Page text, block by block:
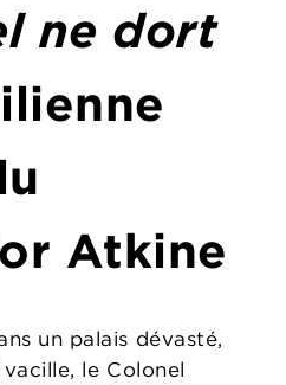
ne dort
Atkine
un palais dévasté,
le Colonel